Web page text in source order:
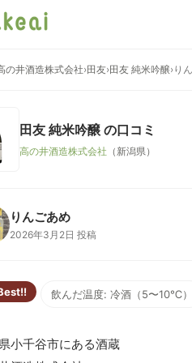
の井酒造株式会社›田友›田友 純米吟醸›り
田友 純米吟醸 の口コミ
高の井酒造株式会社 （新潟県）
りんごあめ
2026年3月2日 投稿
飲んだ温度: 冷酒（5〜10℃）
小千谷市にある酒蔵